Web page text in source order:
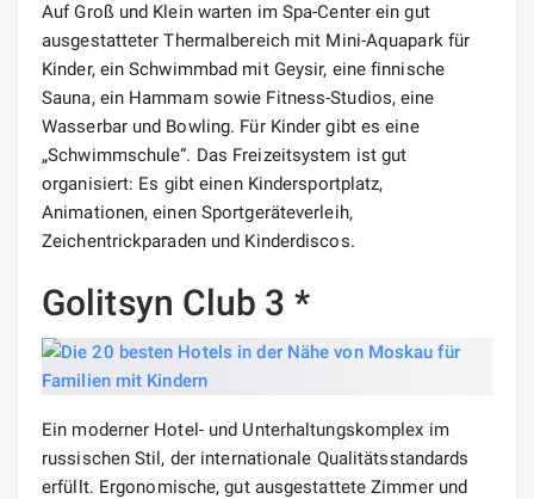
Auf Groß und Klein warten im Spa-Center ein gut
ausgestatteter Thermalbereich mit Mini-Aquapark für
Kinder, ein Schwimmbad mit Geysir, eine finnische
Sauna, ein Hammam sowie Fitness-Studios, eine
Wasserbar und Bowling. Für Kinder gibt es eine
„Schwimmschule“. Das Freizeitsystem ist gut
organisiert: Es gibt einen Kindersportplatz,
Animationen, einen Sportgeräteverleih,
Zeichentrickparaden und Kinderdiscos.
Golitsyn Club 3 *
Ein moderner Hotel- und Unterhaltungskomplex im
russischen Stil, der internationale Qualitätsstandards
erfüllt. Ergonomische, gut ausgestattete Zimmer und